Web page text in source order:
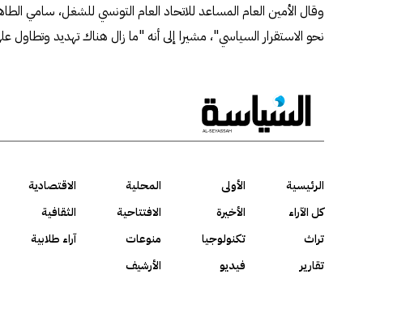
وقال الأمين العام المساعد للاتحاد العام التونسي للشغل، سامي
نحو الاستقرار السياسي"، مشيرا إلى أنه "ما زال هناك تهديد
الرئيسية الأولى المحلية الاقتصادية
كل الآراء
الأخيرة الافتتاحية الثقافية
تراث
تكنولوجيا منوعات آراء طلابية
تقارير
فيديو الأرشيف